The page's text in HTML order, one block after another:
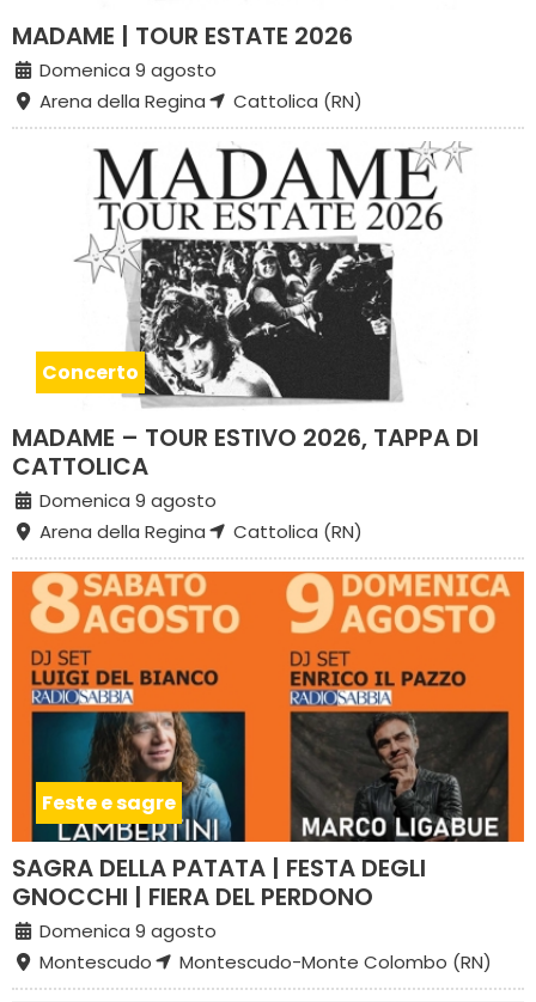
MADAME | TOUR ESTATE 2026
Domenica 9 agosto
Arena della Regina
Cattolica (RN)
Concerto
MADAME – TOUR ESTIVO 2026, TAPPA DI
CATTOLICA
Domenica 9 agosto
Arena della Regina
Cattolica (RN)
Feste e sagre
SAGRA DELLA PATATA | FESTA DEGLI
GNOCCHI | FIERA DEL PERDONO
Domenica 9 agosto
Montescudo
Montescudo-Monte Colombo (RN)